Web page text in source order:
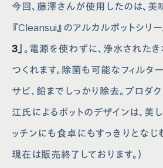
今回、藤澤さんが使⽤したのは、美
『Cleansui』のアルカルポットシリ
3」。電源を使わずに、浄⽔された
つくれます。除菌も可能なフィル
サビ、鉛までしっかり除去。プロダ
江⽒によるポットのデザインは、美
ッチンにも⾷卓にもすっきりとなじ
現在は販売終了しております。）